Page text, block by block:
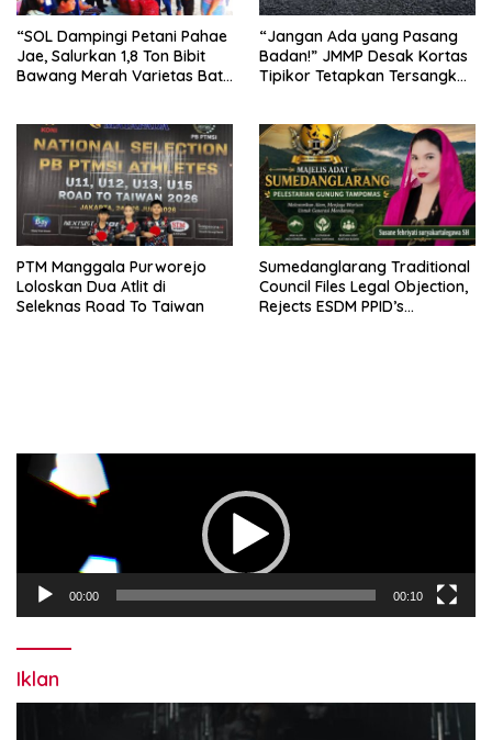
“SOL Dampingi Petani Pahae
Jae, Salurkan 1,8 Ton Bibit
Bawang Merah Varietas Batu
“Jangan Ada yang Pasang
Badan!” JMMP Desak Kortas
Tipikor Tetapkan Tersangka
PTM Manggala Purworejo
Loloskan Dua Atlit di
Seleknas Road To Taiwan
Sumedanglarang Traditional
Council Files Legal Objection,
Rejects ESDM PPID’s
Pemutar
Video
00:00 00:10
Iklan